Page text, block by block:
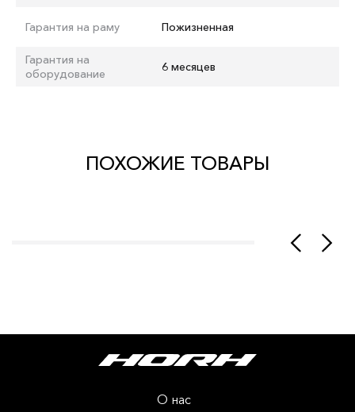
Гарантия на раму Пожизненная
Гарантия на
оборудование
6 месяцев
ПОХОЖИЕ ТОВАРЫ
О нас